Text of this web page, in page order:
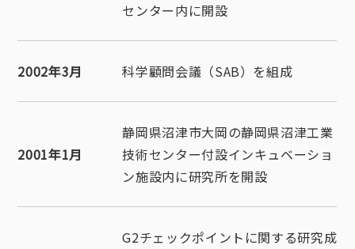
センター内に開設
2002年3月 科学顧問会議（SAB）を組成
2001年1月
静岡県沼津市大岡の静岡県沼津工業
技術センター付設インキュベーショ
ン施設内に研究所を開設
G2チェックポイントに関する研究成